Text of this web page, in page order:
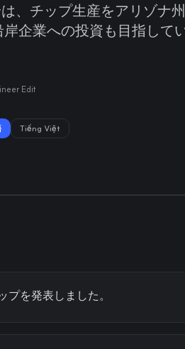
、チップ生産をアリゾナ
企業への投資も目指して
Edit
Tiếng Việt
プを発表しました。